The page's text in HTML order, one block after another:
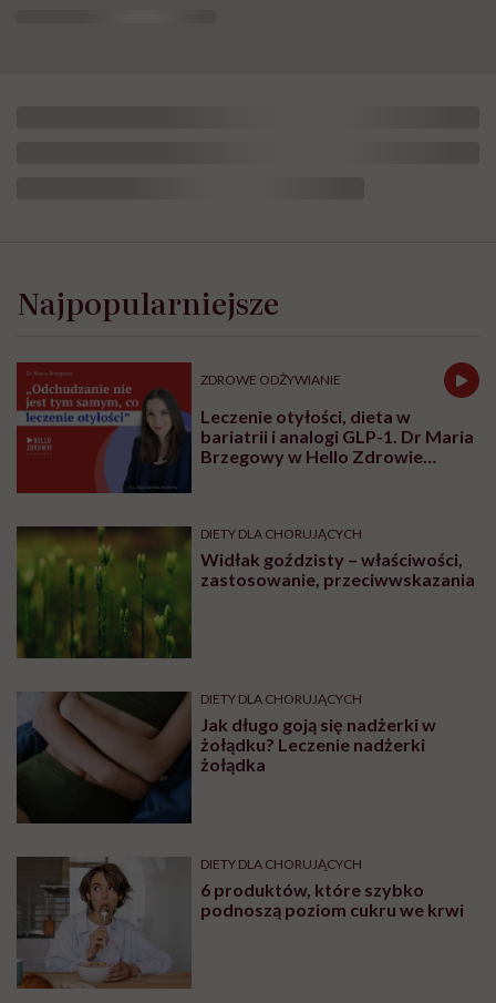
Najpopularniejsze
ZDROWE ODŻYWIANIE
Leczenie otyłości, dieta w
bariatrii i analogi GLP-1. Dr Maria
Brzegowy w Hello Zdrowie
DIETY DLA CHORUJĄCYCH
Widłak goździsty – właściwości,
zastosowanie, przeciwwskazania
DIETY DLA CHORUJĄCYCH
Jak długo goją się nadżerki w
żołądku? Leczenie nadżerki
żołądka
DIETY DLA CHORUJĄCYCH
6 produktów, które szybko
podnoszą poziom cukru we krwi